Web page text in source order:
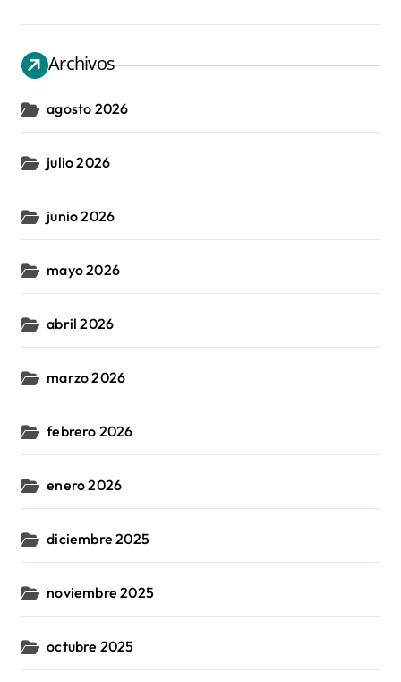
Archivos
agosto 2026
julio 2026
junio 2026
mayo 2026
abril 2026
marzo 2026
febrero 2026
enero 2026
diciembre 2025
noviembre 2025
octubre 2025